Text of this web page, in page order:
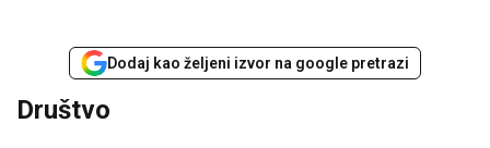
Dodaj kao željeni izvor na google pretrazi
Društvo